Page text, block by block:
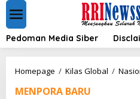
t
Pedoman Media Siber
Homepage / Kilas Global /
MENPORA BARU